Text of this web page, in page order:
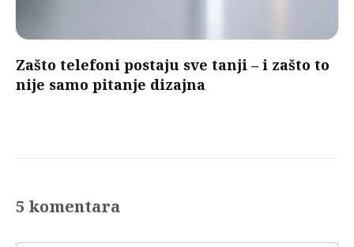
Zašto telefoni postaju sve tanji – i zašto to
nije samo pitanje dizajna
5 komentara